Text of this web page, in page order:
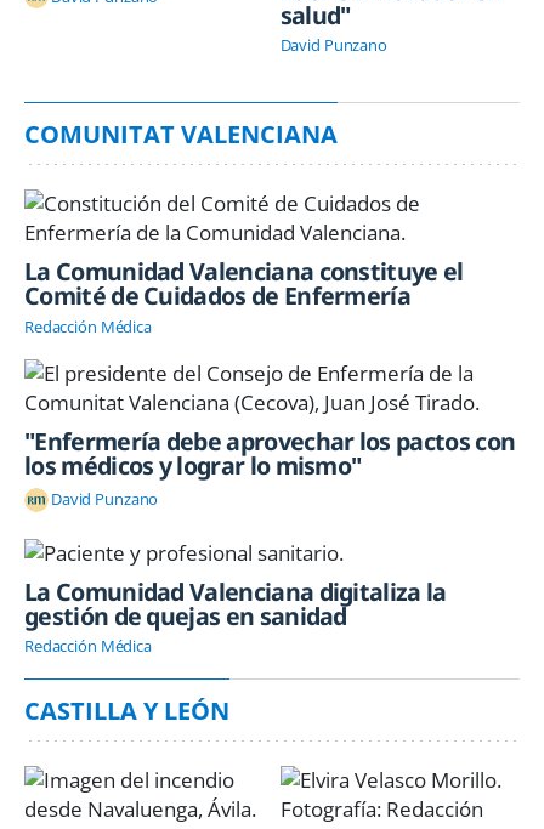
salud"
David Punzano
COMUNITAT VALENCIANA
La Comunidad Valenciana constituye el
Comité de Cuidados de Enfermería
Redacción Médica
"Enfermería debe aprovechar los pactos con
los médicos y lograr lo mismo"
David Punzano
La Comunidad Valenciana digitaliza la
gestión de quejas en sanidad
Redacción Médica
CASTILLA Y LEÓN